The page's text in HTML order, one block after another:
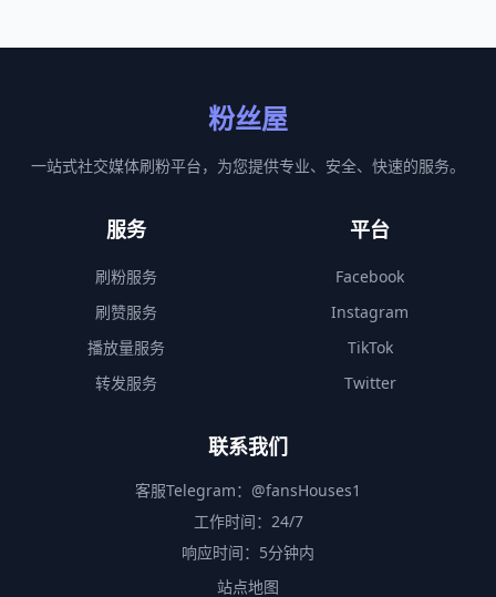
粉丝屋
一站式社交媒体刷粉平台，为您提供专业、安全、快速的服务。
服务
刷粉服务
刷赞服务
播放量服务
转发服务
平台
Facebook
Instagram
TikTok
Twitter
联系我们
客服Telegram： @fansHouses1
工作时间：24/7
响应时间：5分钟内
站点地图